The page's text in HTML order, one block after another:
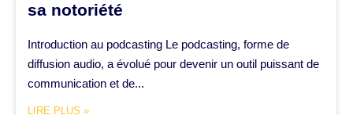
sa notoriété
Introduction au podcasting Le podcasting, forme de
diffusion audio, a évolué pour devenir un outil puissant de
communication et de...
LIRE PLUS »